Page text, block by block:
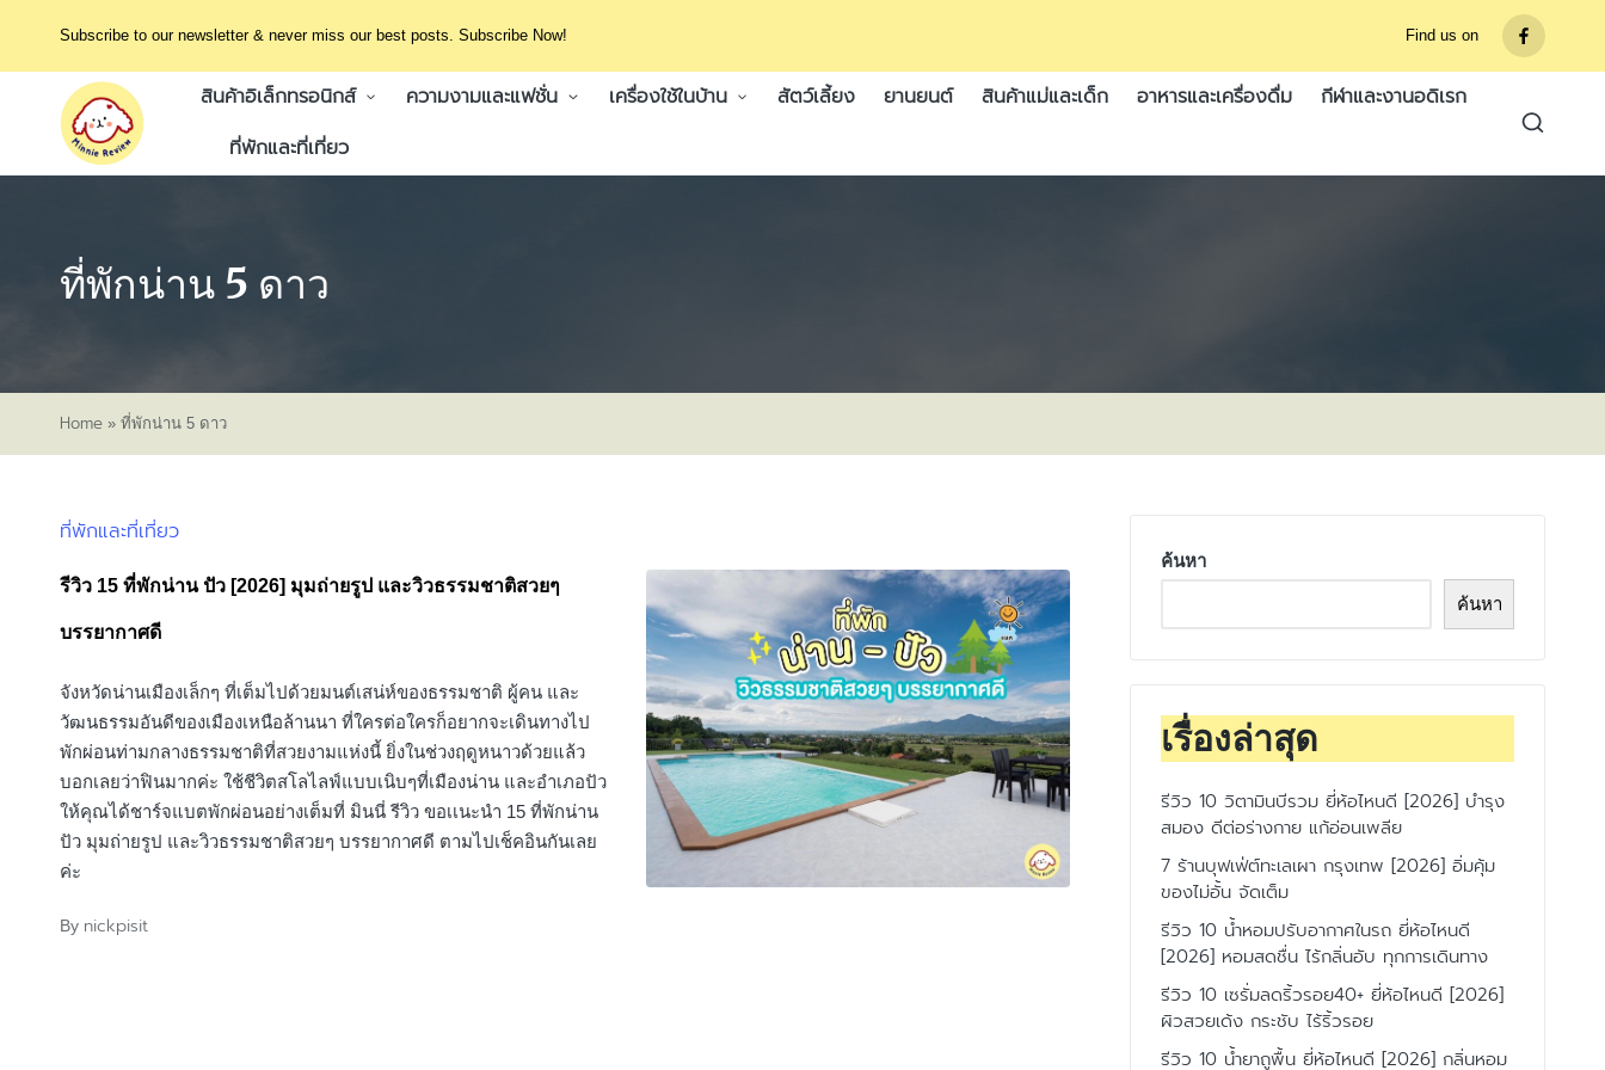
Subscribe to our newsletter & never miss our best posts. Subscribe Now! Find us on
รายการ
เมนู
สินค้าอิเล็กทรอนิกส์ ความงามและแฟชั่น เครื่องใช้ในบ้าน สัตว์เลี้ยง ยานยนต์ สินค้าแม่และเด็ก อาหารและเครื่องดื่ม
กีฬาและงานอดิเรก
ที่พักและที่เที่ยว
ที่พักน่าน 5 ดาว
Home » ที่พักน่าน 5 ดาว
Posted
ที่พักและที่เที่ยว
รีวิว 15 ที่พักน่าน ปัว [2026] มุมถ่ายรูป และวิวธรรมชาติสวยๆ
บรรยากาศดี
จังหวัดน่านเมืองเล็กๆ ที่เต็มไปด้วยมนต์เสน่ห์ของธรรมชาติ ผู้คน และ
วัฒนธรรมอันดีของเมืองเหนือล้านนา ที่ใครต่อใครก็อยากจะเดินทางไป
พักผ่อนท่ามกลางธรรมชาติที่สวยงามแห่งนี้ ยิ่งในช่วงฤดูหนาวด้วยแล้ว
บอกเลยว่าฟินมากค่ะ ใช้ชีวิตสโลไลฟ์แบบเนิบๆที่เมืองน่าน และอำเภอปัว
ให้คุณได้ชาร์จแบตพักผ่อนอย่างเต็มที่ มินนี่ รีวิว ขอเเนะนำ 15 ที่พักน่าน
ปัว มุมถ่ายรูป และวิวธรรมชาติสวยๆ บรรยากาศดี ตามไปเช็คอินกันเลย
ค่ะ
Posted
By nickpisit
ค้นหา
ค้นหา
เรื่องล่าสุด
รีวิว 10 วิตามินบีรวม ยี่ห้อไหนดี [2026] บำรุง
สมอง ดีต่อร่างกาย แก้อ่อนเพลีย
7 ร้านบุฟเฟ่ต์ทะเลเผา กรุงเทพ [2026] อิ่มคุ้ม
ของไม่อั้น จัดเต็ม
รีวิว 10 น้ำหอมปรับอากาศในรถ ยี่ห้อไหนดี
[2026] หอมสดชื่น ไร้กลิ่นอับ ทุกการเดินทาง
รีวิว 10 เซรั่มลดริ้วรอย40+ ยี่ห้อไหนดี [2026]
ผิวสวยเด้ง กระชับ ไร้ริ้วรอย
รีวิว 10 น้ำยาถูพื้น ยี่ห้อไหนดี [2026] กลิ่นหอม